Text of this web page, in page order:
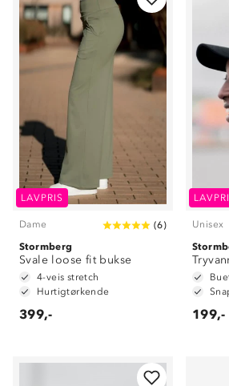
LAVPRIS
Dame (6)
Stormberg
Svale loose fit bukse
4-veis stretch
Hurtigtørkende
399,-
Unisex
199,-